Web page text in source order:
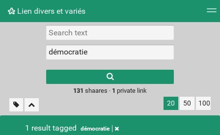
Lien divers et variés
Picture wall
results.
131 shaares · 1 private link
20 50 100
1 result tagged démocratie